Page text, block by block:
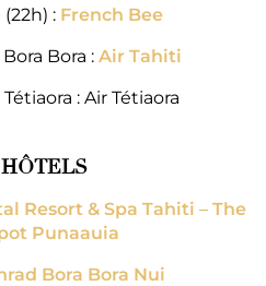
: French Bee
Bora : Air Tahiti
: Air Tétiaora
Resort & Spa Tahiti – The
Punaauia
Bora Bora Nui